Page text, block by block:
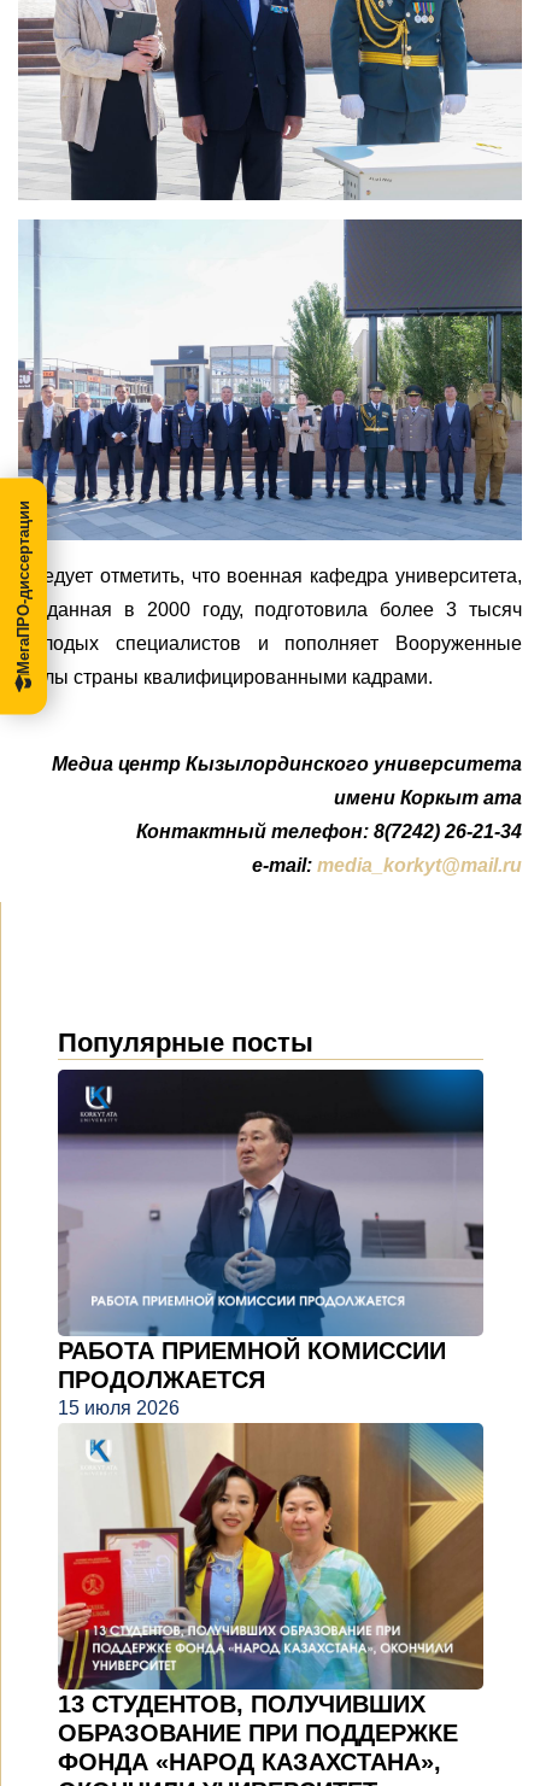
Следует отметить, что военная кафедра университета,
созданная в 2000 году, подготовила более 3 тысяч
молодых специалистов и пополняет Вооруженные
Силы страны квалифицированными кадрами.
Медиа центр Кызылординского университета
имени Коркыт ата
Контактный телефон: 8(7242) 26-21-34
e-mail: media_korkyt@mail.ru
Популярные посты
РАБОТА ПРИЕМНОЙ КОМИССИИ
ПРОДОЛЖАЕТСЯ
15 июля 2026
13 СТУДЕНТОВ, ПОЛУЧИВШИХ
ОБРАЗОВАНИЕ ПРИ ПОДДЕРЖКЕ
ФОНДА «НАРОД КАЗАХСТАНА»,
МегаПРО-диссертации